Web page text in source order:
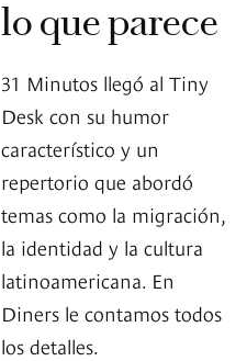
lo que parece
31 Minutos llegó al Tiny
Desk con su humor
característico y un
repertorio que abordó
temas como la migración,
la identidad y la cultura
latinoamericana. En
Diners le contamos todos
los detalles.